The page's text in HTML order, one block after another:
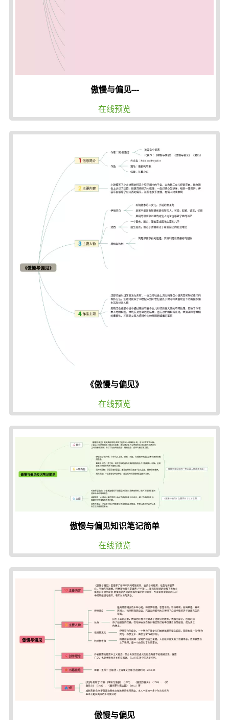
傲慢与偏见---
在线预览
《傲慢与偏见》
在线预览
傲慢与偏见知识笔记简单
在线预览
傲慢与偏见